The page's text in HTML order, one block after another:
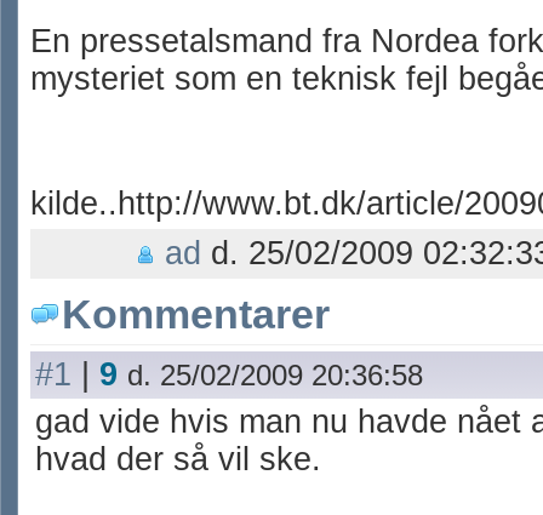
En pressetalsmand fra Nordea
mysteriet som en teknisk fejl
kilde..http://www.bt.dk/article/
ad d. 25/02/2009
Kommentarer
#1 9 d. 25/02/2009 20:36:58
gad vide hvis man nu havde
hvad der så vil ske.